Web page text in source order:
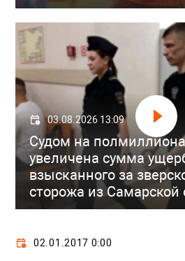
03.08.2026 13:09
Судом на
увеличена сумма
взысканного за
сторожа из Самарской
02.01.2017 0:00